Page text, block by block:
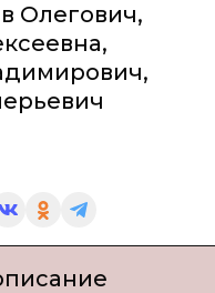
Олегович,
,
,